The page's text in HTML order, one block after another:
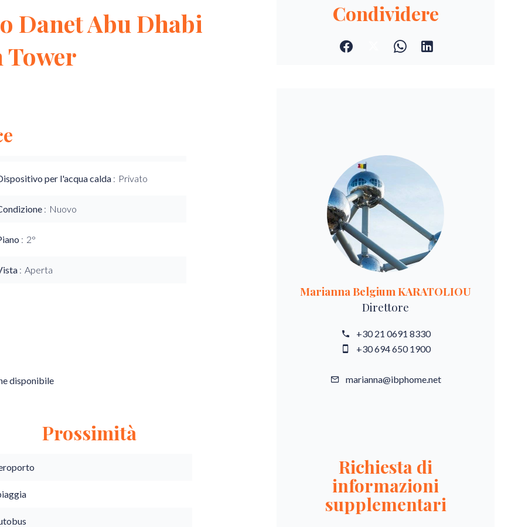
Danet Abu Dhabi
per l'acqua calda Privato
Nuovo
2°
Aperta
disponibile
Prossimità
Condividere
Marianna Belgium KARATOLIOU
Direttore
+30 21 0691 8330
+30 694 650 1900
marianna@ibphome.net
Richiesta di
informazioni
supplementari